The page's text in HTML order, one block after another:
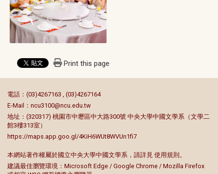
Print this page
電話：(03)4267163 , (03)4267164
E-Mail： ncu3100@ncu.edu.tw
地址：(320317) 桃園市中壢區中大路300號 中央大學中國文學系（文學二
館3樓313室）
https://maps.app.goo.gl/4KiH6WUt8WVUn1fi7
本網站著作權屬於國立中央大學中國文學系，請詳見 使用規則 。
建議最佳瀏覽環境：Microsoft Edge / Google Chrome / Mozilla Firefox